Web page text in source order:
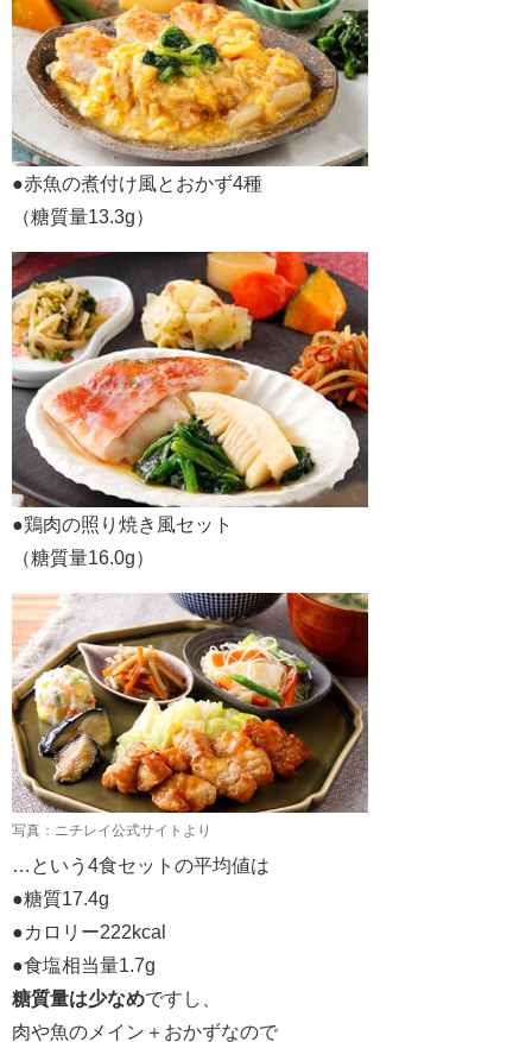
●赤魚の煮付け風とおかず4種
（糖質量13.3g）
●鶏肉の照り焼き風セット
（糖質量16.0g）
写真：ニチレイ公式サイトより
…という4食セットの平均値は
●糖質17.4g
●カロリー222kcal
●食塩相当量1.7g
糖質量は少なめですし、
肉や魚のメイン＋おかずなので